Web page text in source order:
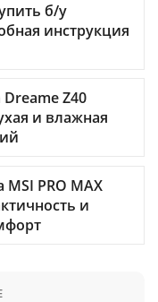
б/у
инструкция
Z40
и влажная
PRO MAX
и